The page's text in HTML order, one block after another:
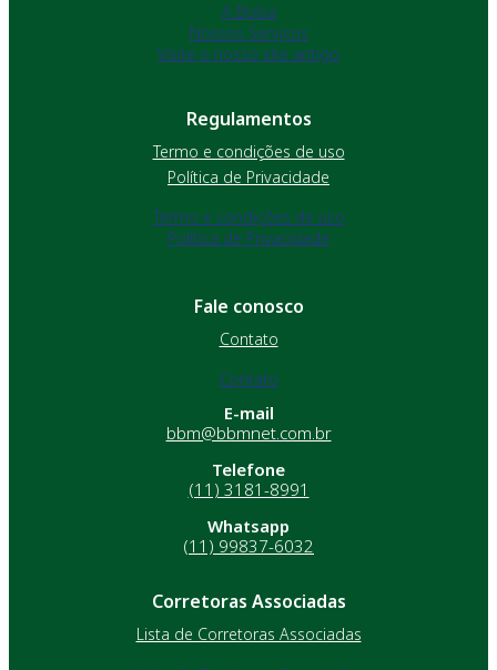
A Bolsa
Nossos Serviços
Visite o nosso site antigo
Regulamentos
Termo e condições de uso
Política de Privacidade
Termo e condições de uso
Política de Privacidade
Fale conosco
Contato
Contato
E-mail
bbm@bbmnet.com.br
Telefone
(11) 3181-8991
Whatsapp
(11) 99837-6032
Corretoras Associadas
Lista de Corretoras Associadas